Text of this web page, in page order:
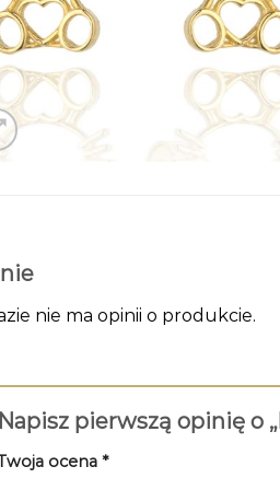
nie ma opinii o produkcie.
Napisz pierwszą opinię o
ocena *